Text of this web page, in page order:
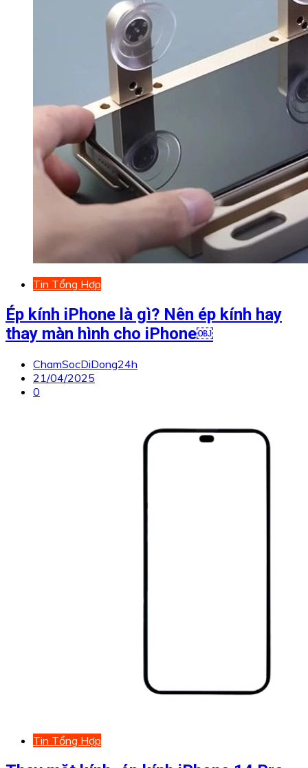
Tin Tổng Hợp
Ép kính iPhone là gì? Nên ép kính hay
thay màn hình cho iPhone￼
ChamSocDiDong24h
21/04/2025
0
Tin Tổng Hợp